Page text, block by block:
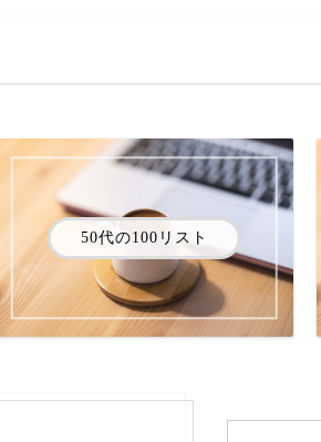
50代の100リスト